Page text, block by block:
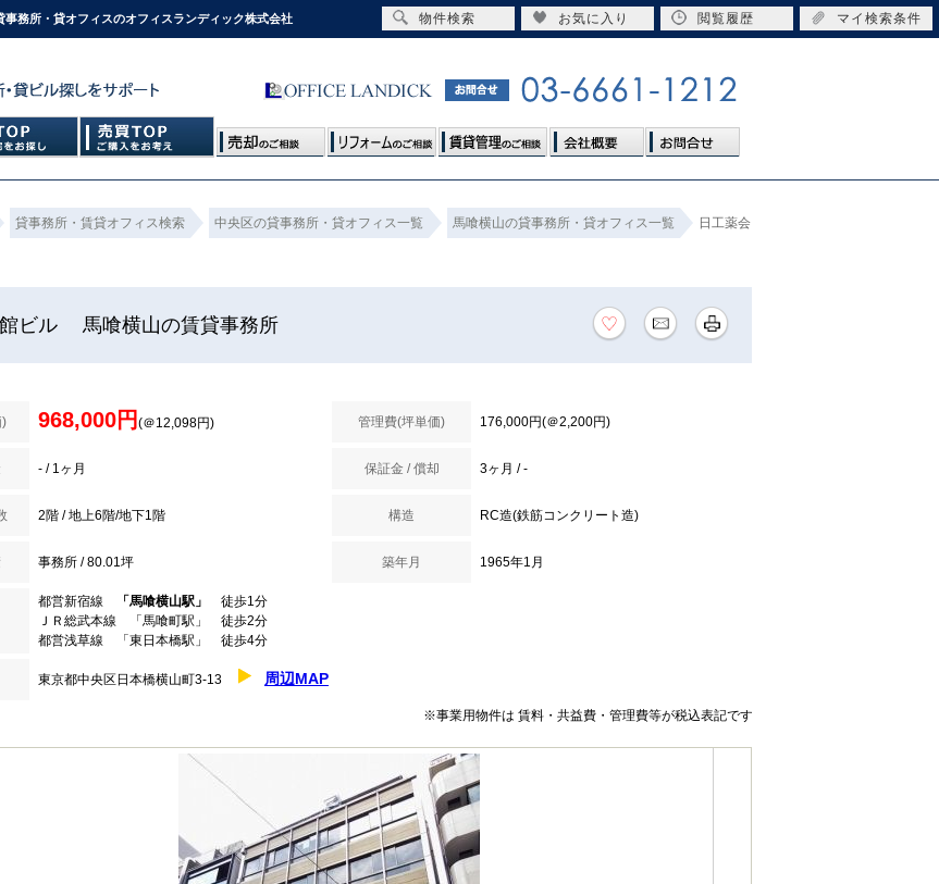
務所・貸オフィスのオフィスランディック株式会社
貸事務所・賃貸オフィス検索 中央区の貸事務所・貸オフィス一覧 馬喰横山の貸事務所・貸オフィス一覧
日工薬会
館ビル 馬喰横山の賃貸事務所
) 968,000円 (＠12,098円) 管理費(坪単価) 176,000円(＠2,200円)
- / 1ヶ月 保証金 / 償却 3ヶ月 / -
2階 / 地上6階/地下1階 構造 RC造(鉄筋コンクリート造)
事務所 / 80.01坪 築年月 1965年1月
都営新宿線 「馬喰横山駅」
徒歩1分
ＪＲ総武本線 「馬喰町駅」 徒歩2分
都営浅草線 「東日本橋駅」 徒歩4分
東京都中央区日本橋横山町3-13 周辺MAP
※事業用物件は 賃料・共益費・管理費等が税込表記です
物件検索 お気に入り 閲覧履歴 マイ検索条件